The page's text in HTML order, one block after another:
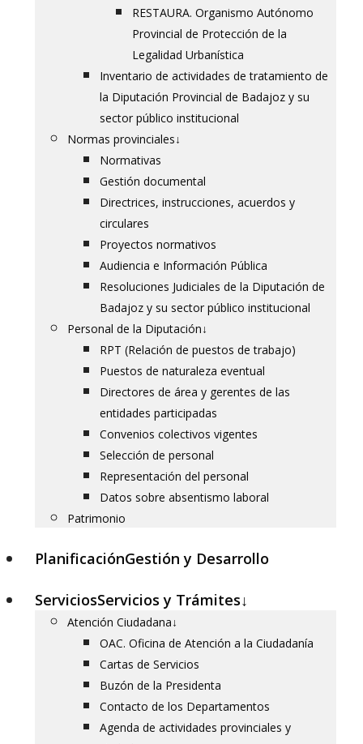
RESTAURA. Organismo Autónomo
Provincial de Protección de la
Legalidad Urbanística
Inventario de actividades de tratamiento de
la Diputación Provincial de Badajoz y su
sector público institucional
Normas provinciales↓
Normativas
Gestión documental
Directrices, instrucciones, acuerdos y
circulares
Proyectos normativos
Audiencia e Información Pública
Resoluciones Judiciales de la Diputación de
Badajoz y su sector público institucional
Personal de la Diputación↓
RPT (Relación de puestos de trabajo)
Puestos de naturaleza eventual
Directores de área y gerentes de las
entidades participadas
Convenios colectivos vigentes
Selección de personal
Representación del personal
Datos sobre absentismo laboral
Patrimonio
PlanificaciónGestión y Desarrollo
ServiciosServicios y Trámites↓
Atención Ciudadana↓
OAC. Oficina de Atención a la Ciudadanía
Cartas de Servicios
Buzón de la Presidenta
Contacto de los Departamentos
Agenda de actividades provinciales y